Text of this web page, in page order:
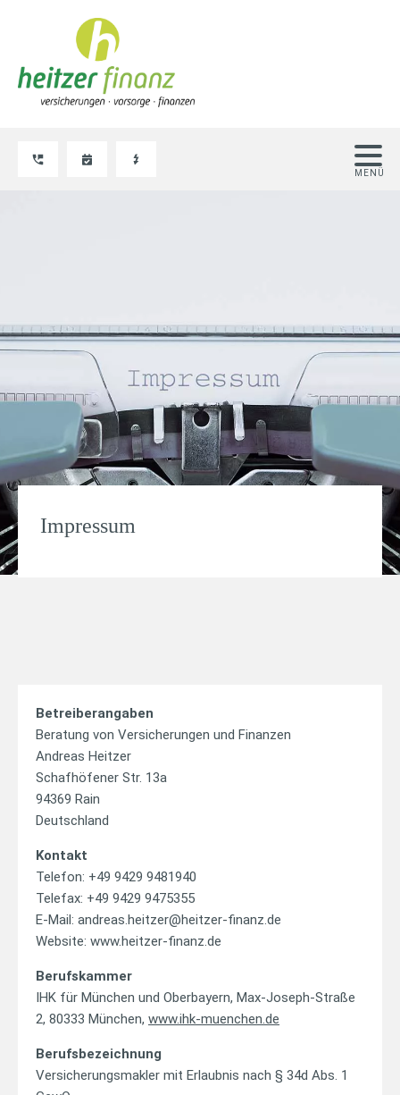
Impressum
Betreiberangaben
Beratung von Versicherungen und Finanzen
Andreas Heitzer
Schafhöfener Str. 13a
94369 Rain
Deutschland
Kontakt
Telefon: +49 9429 9481940
Telefax: +49 9429 9475355
E-Mail: andreas.heitzer@heitzer-finanz.de
Website: www.heitzer-finanz.de
Berufskammer
IHK für München und Oberbayern, Max-Joseph-Straße
2, 80333 München, www.ihk-muenchen.de
Berufsbezeichnung
Versicherungsmakler mit Erlaubnis nach § 34d Abs. 1